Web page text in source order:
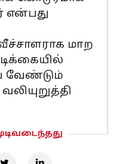
என்பது
மாற
வேண்டும்